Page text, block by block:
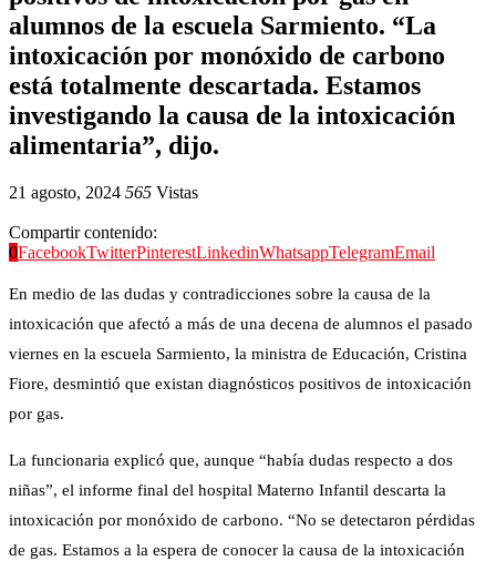
alumnos de la escuela Sarmiento. “La
intoxicación por monóxido de carbono
está totalmente descartada. Estamos
investigando la causa de la intoxicación
alimentaria”, dijo.
21 agosto, 2024 565 Vistas
Compartir contenido:
0FacebookTwitterPinterestLinkedinWhatsappTelegramEmail
En medio de las dudas y contradicciones sobre la causa de la
intoxicación que afectó a más de una decena de alumnos el pasado
viernes en la escuela Sarmiento, la ministra de Educación, Cristina
Fiore, desmintió que existan diagnósticos positivos de intoxicación
por gas.
La funcionaria explicó que, aunque “había dudas respecto a dos
niñas”, el informe final del hospital Materno Infantil descarta la
intoxicación por monóxido de carbono. “No se detectaron pérdidas
de gas. Estamos a la espera de conocer la causa de la intoxicación